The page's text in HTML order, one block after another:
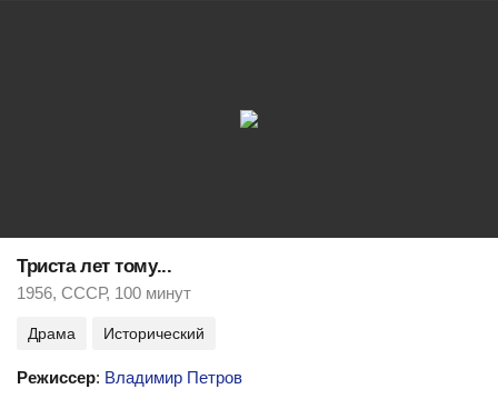
Триста лет тому...
1956, СССР, 100 минут
Драма Исторический
Режиссер: Владимир Петров